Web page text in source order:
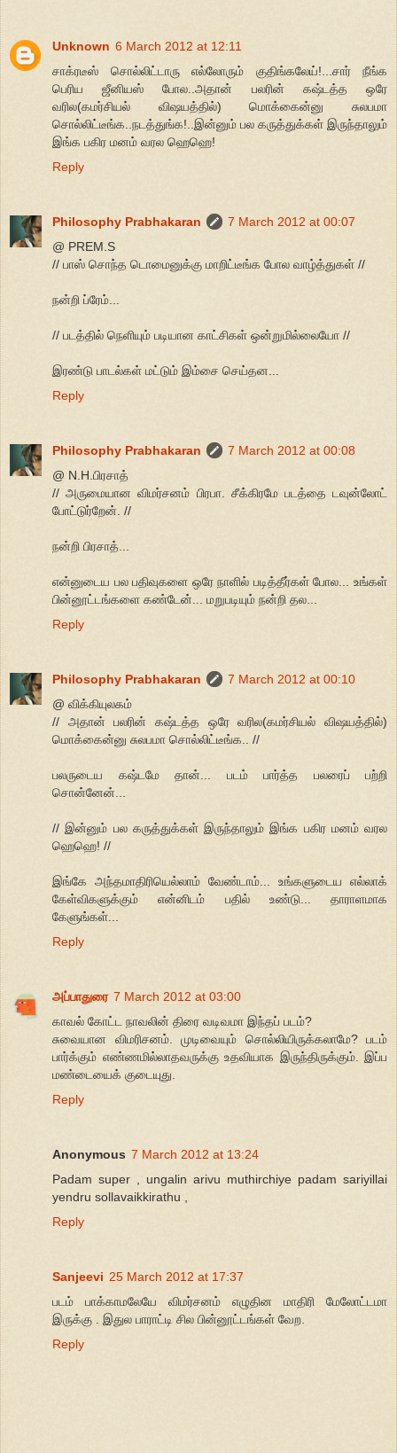
Unknown 6 March 2012 at 12:11
சாக்ரடீஸ் சொல்லிட்டாரு எல்லோரும் குதிங்கலேய்!...சார் நீங்க
பெரிய ஜீனியஸ் போல..அதான் பலரின் கஷ்டத்த ஒரே
வரில(கமர்சியல் விஷயத்தில்) மொக்கைன்னு சுலபமா
சொல்லிட்டீங்க..நடத்துங்க!..இன்னும் பல கருத்துக்கள் இருந்தாலும்
இங்க பகிர மனம் வரல ஹெஹெ!
Reply
Philosophy Prabhakaran
7 March 2012 at 00:07
@ PREM.S
// பாஸ் சொந்த டொமைனுக்கு மாறிட்டீங்க போல வாழ்த்துகள் //
நன்றி ப்ரேம்...
// படத்தில் நெளியும் படியான காட்சிகள் ஒன்றுமில்லையோ //
இரண்டு பாடல்கள் மட்டும் இம்சை செய்தன...
Reply
Philosophy Prabhakaran
7 March 2012 at 00:08
@ N.H.பிரசாத்
// அருமையான விமர்சனம் பிரபா. சீக்கிரமே படத்தை டவுன்லோட்
போட்டுர்றேன். //
நன்றி பிரசாத்...
என்னுடைய பல பதிவுகளை ஒரே நாளில் படித்தீர்கள் போல... உங்கள்
பின்னூட்டங்களை கண்டேன்... மறுபடியும் நன்றி தல...
Reply
Philosophy Prabhakaran
7 March 2012 at 00:10
@ விக்கியுலகம்
// அதான் பலரின் கஷ்டத்த ஒரே வரில(கமர்சியல் விஷயத்தில்)
மொக்கைன்னு சுலபமா சொல்லிட்டீங்க.. //
பலருடைய கஷ்டமே தான்... படம் பார்த்த பலரைப் பற்றி
சொன்னேன்...
// இன்னும் பல கருத்துக்கள் இருந்தாலும் இங்க பகிர மனம் வரல
ஹெஹெ! //
இங்கே அந்தமாதிரியெல்லாம் வேண்டாம்... உங்களுடைய எல்லாக்
கேள்விகளுக்கும் என்னிடம் பதில் உண்டு... தாராளமாக
கேளுங்கள்...
Reply
அப்பாதுரை 7 March 2012 at 03:00
காவல் கோட்ட நாவலின் திரை வடிவமா இந்தப் படம்?
சுவையான விமரிசனம். முடிவையும் சொல்லியிருக்கலாமே? படம்
பார்க்கும் எண்ணமில்லாதவருக்கு உதவியாக இருந்திருக்கும். இப்ப
மண்டையைக் குடையுது.
Reply
Anonymous 7 March 2012 at 13:24
Padam super , ungalin arivu muthirchiye padam sariyillai
yendru sollavaikkirathu ,
Reply
Sanjeevi 25 March 2012 at 17:37
படம் பாக்காமலேயே விமர்சனம் எழுதின மாதிரி மேலோட்டமா
இருக்கு . இதுல பாராட்டி சில பின்னூட்டங்கள் வேற.
Reply